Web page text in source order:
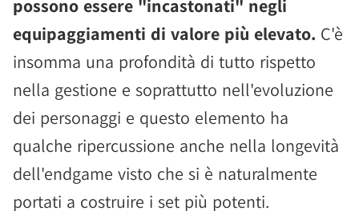
possono essere "incastonati" negli
equipaggiamenti di valore più elevato. C'è
insomma una profondità di tutto rispetto
nella gestione e soprattutto nell'evoluzione
dei personaggi e questo elemento ha
qualche ripercussione anche nella longevità
dell'endgame visto che si è naturalmente
portati a costruire i set più potenti.